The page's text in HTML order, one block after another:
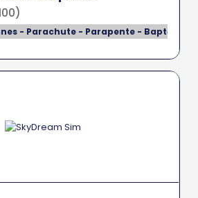
- Parachute - Parapente - Baptême